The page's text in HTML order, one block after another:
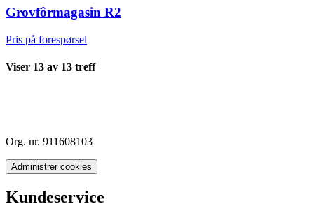
Grovfôrmagasin R2
Pris på forespørsel
Viser 13 av 13 treff
Org. nr. 911608103
Administrer cookies
Kundeservice